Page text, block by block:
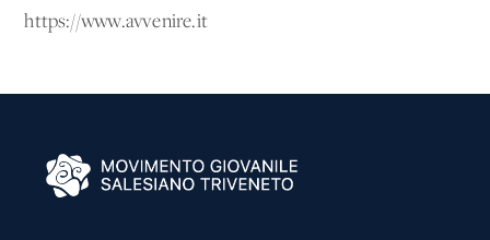
https://www.avvenire.it